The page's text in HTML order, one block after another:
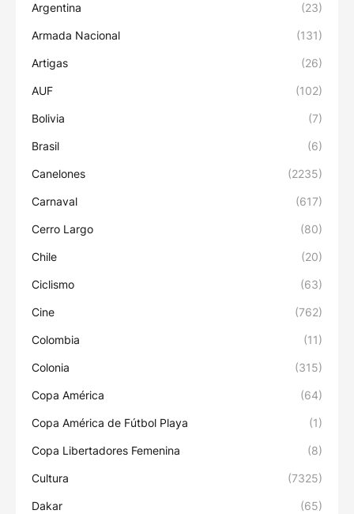
Argentina (23)
Armada Nacional (131)
Artigas (26)
AUF (102)
Bolivia (7)
Brasil (6)
Canelones (2235)
Carnaval (617)
Cerro Largo (80)
Chile (20)
Ciclismo (63)
Cine (762)
Colombia (11)
Colonia (315)
Copa América (64)
Copa América de Fútbol Playa (1)
Copa Libertadores Femenina (8)
Cultura (7325)
Dakar (65)